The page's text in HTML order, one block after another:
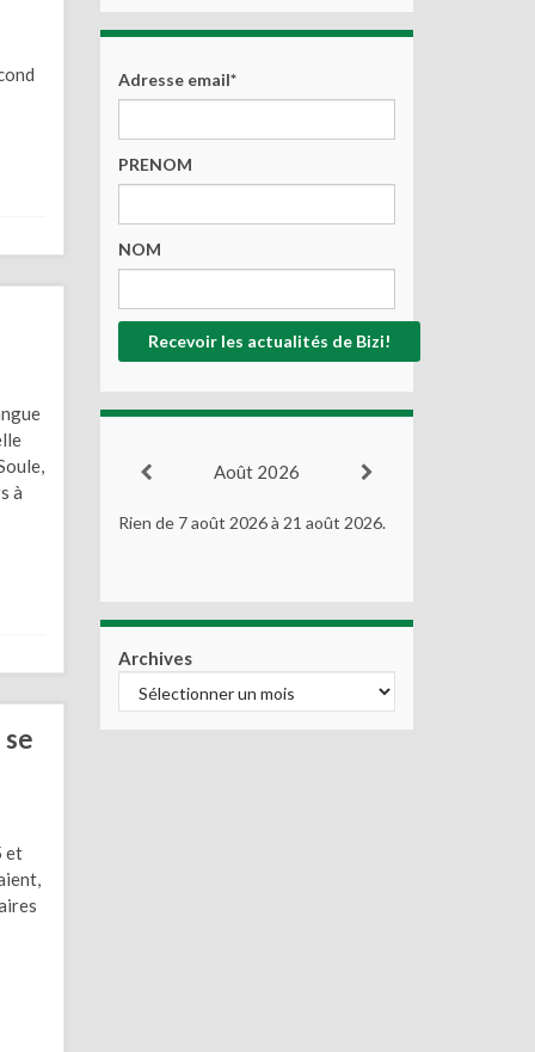
à
et
Adresse email*
PRENOM
NOM
Août 2026
Rien de 7 août 2026 à 21 août 2026.
Archives